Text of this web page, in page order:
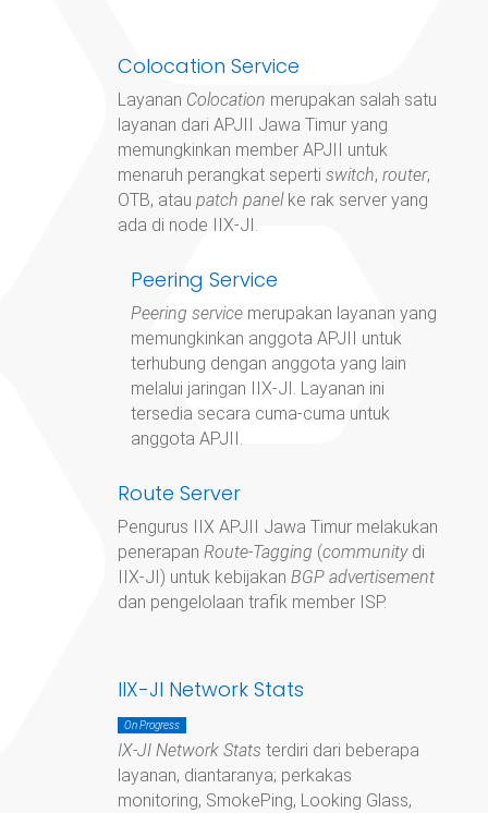
Colocation Service
Layanan Colocation merupakan salah satu
layanan dari APJII Jawa Timur yang
memungkinkan member APJII untuk
menaruh perangkat seperti switch, router,
OTB, atau patch panelke rak server yang
ada di node IIX-JI.
Peering Service
Peering servicemerupakan layanan yang
memungkinkan anggota APJII untuk
terhubung dengan anggota yang lain
melalui jaringan IIX-JI. Layanan ini
tersedia secara cuma-cuma untuk
anggota APJII.
Route Server
Pengurus IIX APJII Jawa Timur melakukan
penerapan Route-Tagging (communitydi
IIX-JI) untuk kebijakan BGP advertisement
dan pengelolaan trafik member ISP.
IIX-JI Network Stats
On Progress
IX-JI Network Stats terdiri dari beberapa
layanan, diantaranya; perkakas
monitoring, SmokePing, Looking Glass,